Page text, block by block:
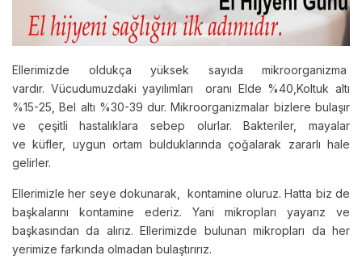
Ellerimizde oldukça yüksek sayıda mikroorganizma
vardır. Vücudumuzdaki yayılımları oranı Elde %40,Koltuk altı
%15-25, Bel altı %30-39 dur. Mikroorganizmalar bizlere bulaşır
ve çeşitli hastalıklara sebep olurlar. Bakteriler, mayalar
ve küfler, uygun ortam bulduklarında çoğalarak zararlı hale
gelirler.
Ellerimizle her seye dokunarak, kontamine oluruz. Hatta biz de
başkalarını kontamine ederiz. Yani mikropları yayarız ve
başkasından da alırız. Ellerimizde bulunan mikropları da her
yerimize farkında olmadan bulaştırırız.